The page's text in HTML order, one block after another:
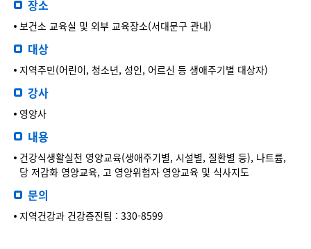
장소
보건소 교육실 및 외부 교육장소(서대문구 관내)
대상
지역주민(어린이, 청소년, 성인, 어르신 등 생애주기별 대상자)
강사
영양사
내용
건강식생활실천 영양교육(생애주기별, 시설별, 질환별 등), 나트륨,
당 저감화 영양교육, 고 영양위험자 영양교육 및 식사지도
문의
지역건강과 건강증진팀 : 330-8599